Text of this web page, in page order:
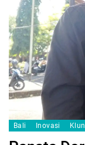
Bali Inovasi